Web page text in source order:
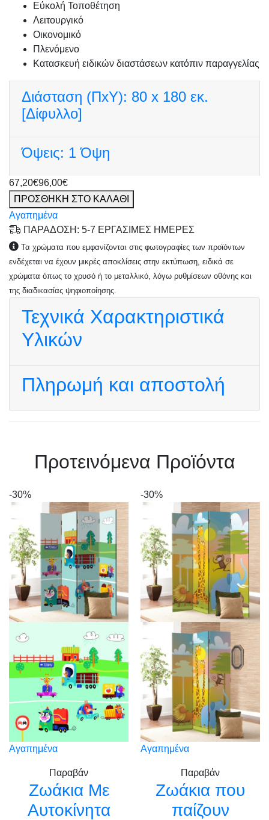
Εύκολή Τοποθέτηση
Λειτουργικό
Οικονομικό
Πλενόμενο
Κατασκευή ειδικών διαστάσεων κατόπιν παραγγελίας
Διάσταση (ΠxΥ): 80 x 180 εκ.
[Δίφυλλο]
Όψεις: 1 Όψη
67,20€96,00€
ΠΡΟΣΘΗΚΗ ΣΤΟ ΚΑΛΑΘΙ
Αγαπημένα
ΠΑΡΑΔΟΣΗ: 5-7 ΕΡΓΑΣΙΜΕΣ ΗΜΕΡΕΣ
Τα χρώματα που εμφανίζονται στις φωτογραφίες των προϊόντων
ενδέχεται να έχουν μικρές αποκλίσεις στην εκτύπωση, ειδικά σε
χρώματα όπως το χρυσό ή το μεταλλικό, λόγω ρυθμίσεων οθόνης και
της διαδικασίας ψηφιοποίησης.
Τεχνικά Χαρακτηριστικά
Υλικών
Πληρωμή και αποστολή
Πρoτεινόμενα Προϊόντα
-30%
Αγαπημένα
Παραβάν
Ζωάκια Με
Αυτοκίνητα
-30%
Αγαπημένα
Παραβάν
Ζωάκια που
παίζουν